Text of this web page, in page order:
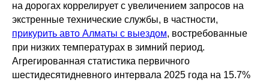
на дорогах коррелирует с увеличением запросов на
экстренные технические службы, в частности,
прикурить авто Алматы с выездом, востребованные
при низких температурах в зимний период.
Агрегированная статистика первичного
шестидесятидневного интервала 2025 года на 15.7%